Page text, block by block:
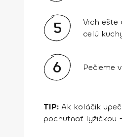
5
Vrch ešte
celú
6 Pečieme
TIP: Ak koláčik
pochutnať lyžičkou